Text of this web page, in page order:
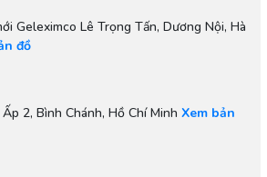
Geleximco Lê Trọng Tấn, Dương Nội, Hà
đồ
2, Bình Chánh, Hồ Chí Minh Xem bản